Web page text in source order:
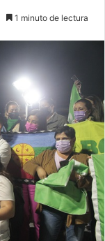
1 minuto de lectura